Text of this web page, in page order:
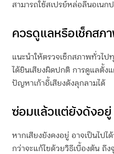
สามารถใช้สเปรย์หล่อลื่นอเนก
ควรดูแลหรือเช็กสภ
แนะนำให้ตรวจเช็กสภาพทั่วไป
ได้ยินเสียงผิดปกติ การดูแลตั้ง
ปัญหาเก้าอี้เสียงดังลุกลามได้
ซ่อมแล้วแต่ยังดังอยู่
หากเสียงยังคงอยู่ อาจเป็นไปไ
กว่าจะแก้ไขด้วยวิธีเบื้องต้น ถึ